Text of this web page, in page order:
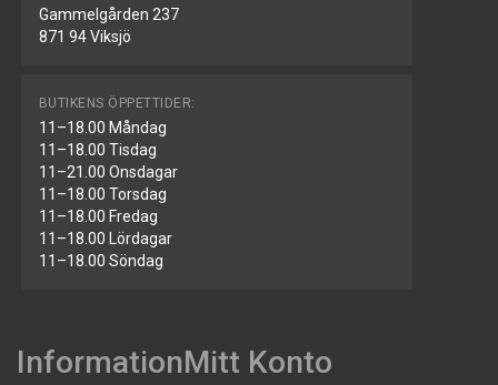
Gammelgården 237
871 94 Viksjö
BUTIKENS ÖPPETTIDER:
11–18.00 Måndag
11–18.00 Tisdag
11–21.00 Onsdagar
11–18.00 Torsdag
11–18.00 Fredag
11–18.00 Lördagar
11–18.00 Söndag
InformationMitt Konto